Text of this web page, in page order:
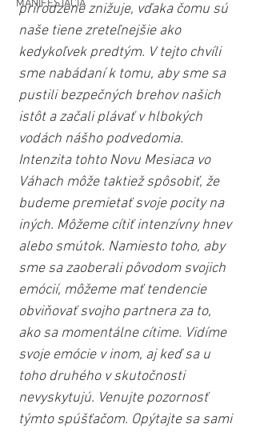
MANIFESTÁCIA
prirodzene znižuje, vďaka čomu sú
naše tiene zreteľnejšie ako
kedykoľvek predtým. V tejto chvíli
sme nabádaní k tomu, aby sme sa
pustili bezpečných brehov našich
istôt a začali plávať v hlbokých
vodách nášho podvedomia.
Intenzita tohto Novu Mesiaca vo
Váhach môže taktiež spôsobiť, že
budeme premietať svoje pocity na
iných. Môžeme cítiť intenzívny hnev
alebo smútok. Namiesto toho, aby
sme sa zaoberali pôvodom svojich
emócií, môžeme mať tendencie
obviňovať svojho partnera za to,
ako sa momentálne cítime. Vidíme
svoje emócie v inom, aj keď sa u
toho druhého v skutočnosti
nevyskytujú. Venujte pozornosť
týmto spúšťačom. Opýtajte sa sami